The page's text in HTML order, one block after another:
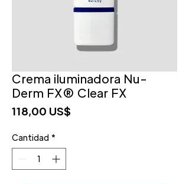
Crema iluminadora Nu-
Derm FX® Clear FX
118,00 US$
Cantidad *